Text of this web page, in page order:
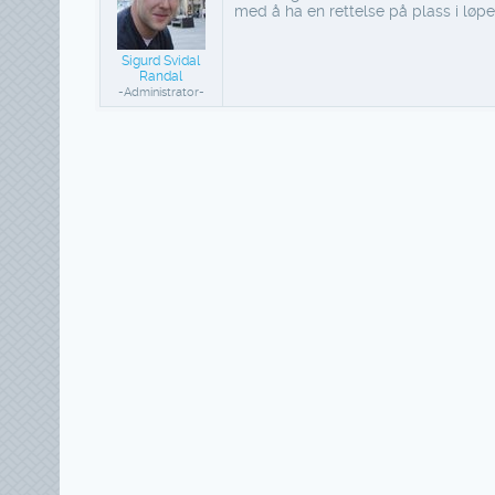
Sigurd Svidal
Randal
-Administrator-
med å ha en rettelse på plass i